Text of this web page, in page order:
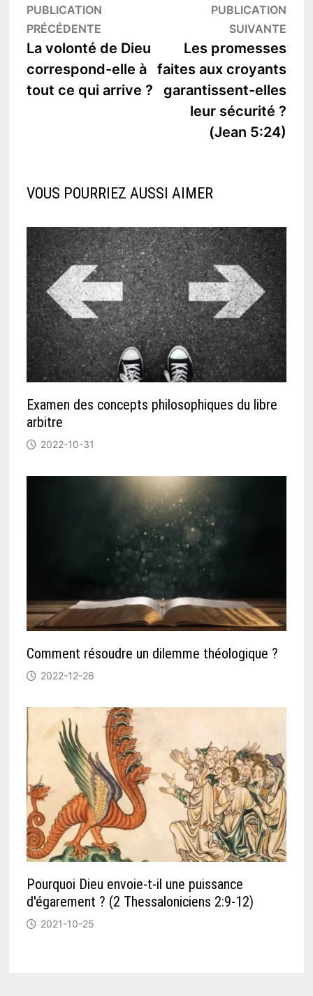
Navigation
de
l’article
PUBLICATION
PRÉCÉDENTEPublication
précédente :
La volonté de Dieu
correspond-elle à
tout ce qui arrive ?
PUBLICATION
SUIVANTE
Les promesses
faites aux croyants
garantissent-elles
leur sécurité ?
(Jean 5:24)
VOUS POURRIEZ AUSSI AIMER
Examen des concepts philosophiques du libre
arbitre
2022-10-31
Comment résoudre un dilemme théologique ?
2022-12-26
Pourquoi Dieu envoie-t-il une puissance
d'égarement ? (2 Thessaloniciens 2:9-12)
2021-10-25